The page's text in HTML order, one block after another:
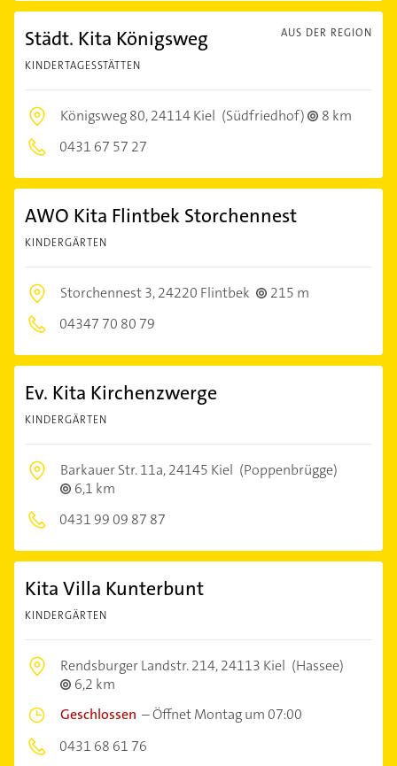
AUS DER REGION
Städt. Kita Königsweg
KINDERTAGESSTÄTTEN
Königsweg 80,24114 Kiel (Südfriedhof)
8 km
0431 67 57 27
AWO Kita Flintbek Storchennest
KINDERGÄRTEN
Storchennest 3,24220 Flintbek
215 m
04347 70 80 79
Ev. Kita Kirchenzwerge
KINDERGÄRTEN
Barkauer Str. 11a,24145 Kiel (Poppenbrügge)
6,1 km
0431 99 09 87 87
Kita Villa Kunterbunt
KINDERGÄRTEN
Rendsburger Landstr. 214,24113 Kiel (Hassee)
6,2 km
Geschlossen –Öffnet Montag um 07:00
0431 68 61 76